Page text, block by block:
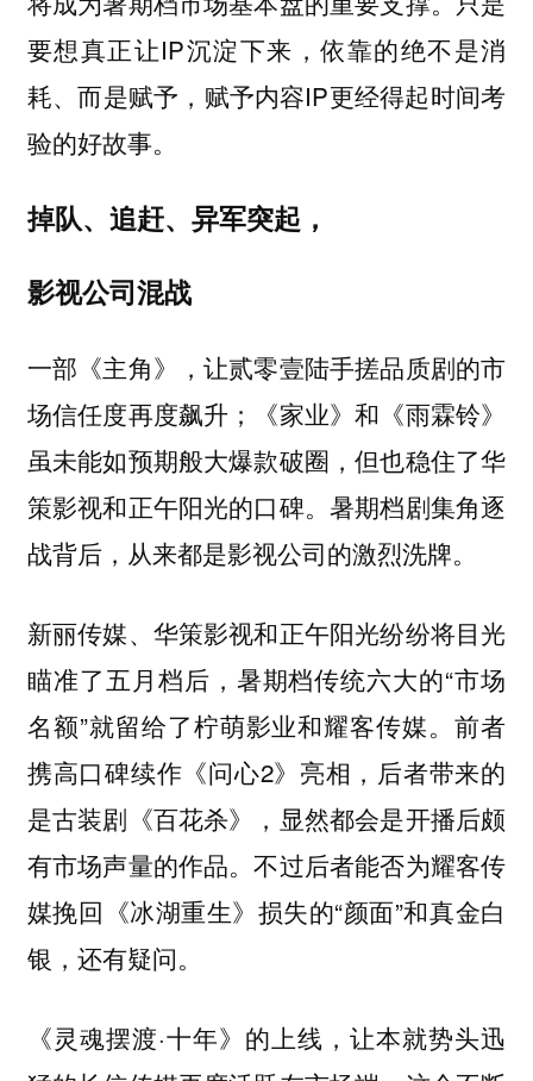
要想真正让IP沉淀下来，依靠的绝不是消
耗、而是赋予，赋予内容IP更经得起时间考
验的好故事。
掉队、追赶、异军突起，
影视公司混战
一部《主角》，让贰零壹陆手搓品质剧的市
场信任度再度飙升；《家业》和《雨霖铃》
虽未能如预期般大爆款破圈，但也稳住了华
策影视和正午阳光的口碑。暑期档剧集角逐
战背后，从来都是影视公司的激烈洗牌。
新丽传媒、华策影视和正午阳光纷纷将目光
瞄准了五月档后，暑期档传统六大的“市场
名额”就留给了柠萌影业和耀客传媒。前者
携高口碑续作《问心2》亮相，后者带来的
是古装剧《百花杀》，显然都会是开播后颇
有市场声量的作品。不过后者能否为耀客传
媒挽回《冰湖重生》损失的“颜面”和真金白
银，还有疑问。
《灵魂摆渡·十年》的上线，让本就势头迅